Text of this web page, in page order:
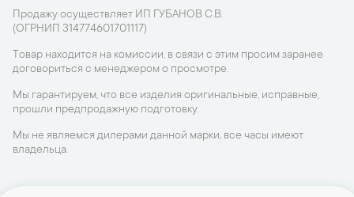
Продажу осуществляет ИП ГУБАНОВ С.В.
(ОГРНИП 314774601701117)
Товар находится на комиссии, в связи с этим просим заранее
договориться с менеджером о просмотре.
Мы гарантируем, что все изделия оригинальные, исправные,
прошли предпродажную подготовку.
Мы не являемся дилерами данной марки, все часы имеют
владельца.